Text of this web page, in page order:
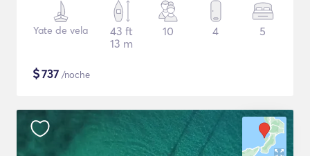
Yate de vela
43 ft
13 m
10 4 5
$737 /noche